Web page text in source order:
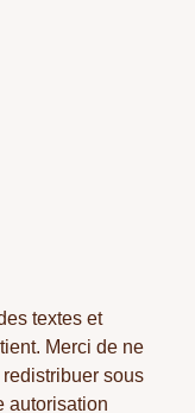
textes et
Merci de ne
sous
autorisation